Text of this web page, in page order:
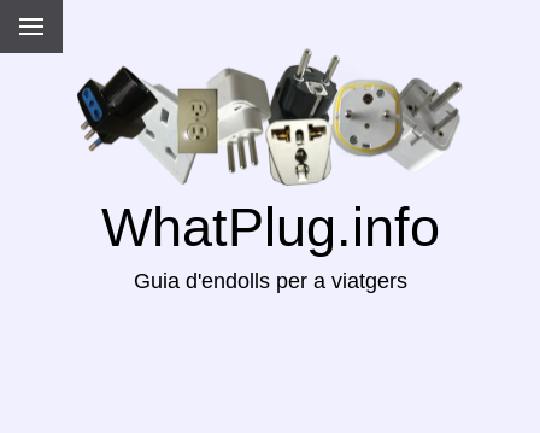
WhatPlug.info
Guia d'endolls per a viatgers